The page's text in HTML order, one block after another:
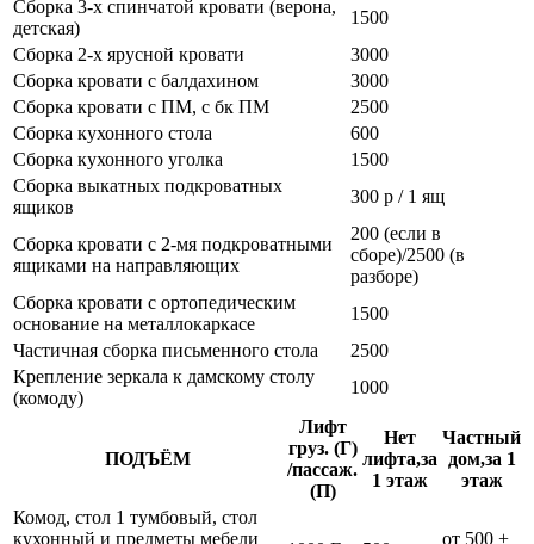
Сборка 3-х спинчатой кровати (верона,
детская)
1500
Сборка 2-х ярусной кровати
3000
Сборка кровати с балдахином
3000
Сборка кровати с ПМ, с бк ПМ
2500
Сборка кухонного стола
600
Сборка кухонного уголка
1500
Сборка выкатных подкроватных
ящиков
300 р / 1 ящ
Сборка кровати с 2-мя подкроватными
ящиками на направляющих
200 (если в
сборе)/2500 (в
разборе)
Сборка кровати с ортопедическим
основание на металлокаркасе
1500
Частичная сборка письменного стола
2500
Крепление зеркала к дамскому столу
(комоду)
1000
ПОДЪЁМ
Лифт
груз. (Г)
/пассаж.
(П)
Нет
лифта,за
1 этаж
Частный
дом,за 1
этаж
Комод, стол 1 тумбовый, стол
кухонный и предметы мебели
от 500 +